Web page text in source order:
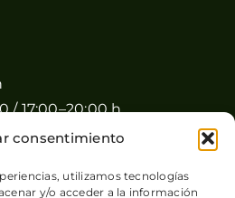
consentimiento
utilizamos tecnologías
y/o acceder a la información
/ 17:00–20:00 h
17:00–20:00 h